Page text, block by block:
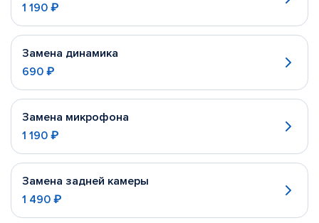
1 190 ₽
Замена динамика
690 ₽
Замена микрофона
1 190 ₽
Замена задней камеры
1 490 ₽